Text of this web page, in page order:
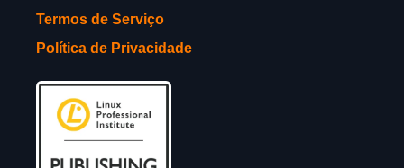
Termos de Serviço
Política de Privacidade